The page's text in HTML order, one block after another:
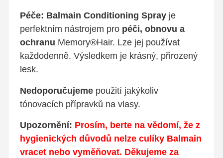
Péče: Balmain Conditioning Spray je
perfektním nástrojem pro péči, obnovu a
ochranu Memory®Hair. Lze jej používat
každodenně. Výsledkem je krásný, přirozený
lesk.
Nedoporučujemepoužití jakýkoliv
tónovacích přípravků na vlasy.
Upozornění: Prosím, berte na vědomí, že z
hygienických důvodů nelze culíky Balmain
vracet nebo vyměňovat. Děkujeme za